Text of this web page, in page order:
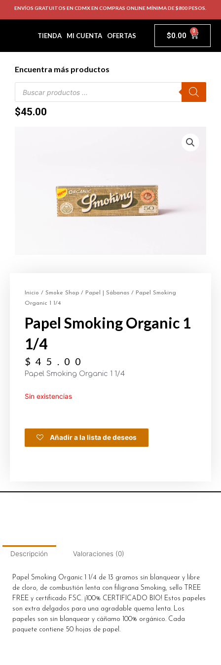
ENVÍOS GRATUITOS EN CDMX EN COMPRAS ONLINE MÍNIMA DE $800 PESOS.
TIENDA MI CUENTA OFERTAS $0.00 0
Encuentra más productos
$45.00
Inicio / Smoke Shop / Papel | Sábanas / Papel Smoking
Organic 1 1/4
Papel Smoking Organic 1
1/4
$ 45.00
Papel Smoking Organic 1 1/4
Sin existencias
Añadir a la lista de deseos
Descripción Valoraciones (0)
Papel Smoking Organic 1 1/4 de 13 gramos sin blanquear y libre
de cloro, de combustión lenta con filigrana Smoking, sello TREE
FREE y certificado FSC. ¡100% CERTIFICADO BIO! Estos papeles
son extra delgados para una agradable quema lenta. Los
papeles son sin blanquear y cáñamo 100% orgánico. Cada
paquete contiene 50 hojas de papel.